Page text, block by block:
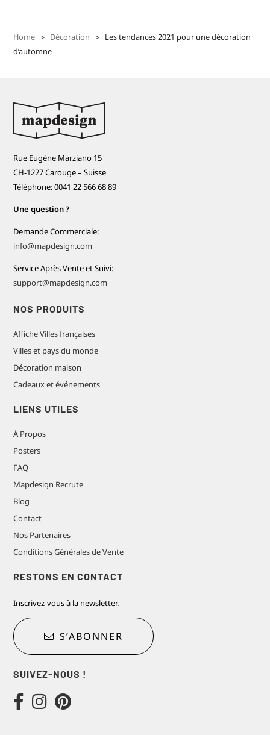
Home Décoration
Les tendances 2021 pour une décoration
d’automne
Rue Eugène Marziano 15
CH-1227 Carouge – Suisse
Téléphone: 0041 22 566 68 89
Une question ?
Demande Commerciale:
info@mapdesign.com
Service Après Vente et Suivi:
support@mapdesign.com
NOS PRODUITS
Affiche Villes françaises
Villes et pays du monde
Décoration maison
Cadeaux et événements
LIENS UTILES
À Propos
Posters
FAQ
Mapdesign Recrute
Blog
Contact
Nos Partenaires
Conditions Générales de Vente
RESTONS EN CONTACT
Inscrivez-vous à la newsletter.
S’ABONNER
SUIVEZ-NOUS !